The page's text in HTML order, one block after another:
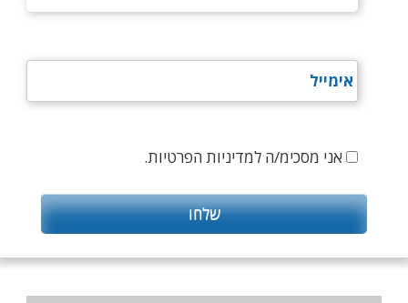
אני מסכימ/ה למדיניות הפרטיות.